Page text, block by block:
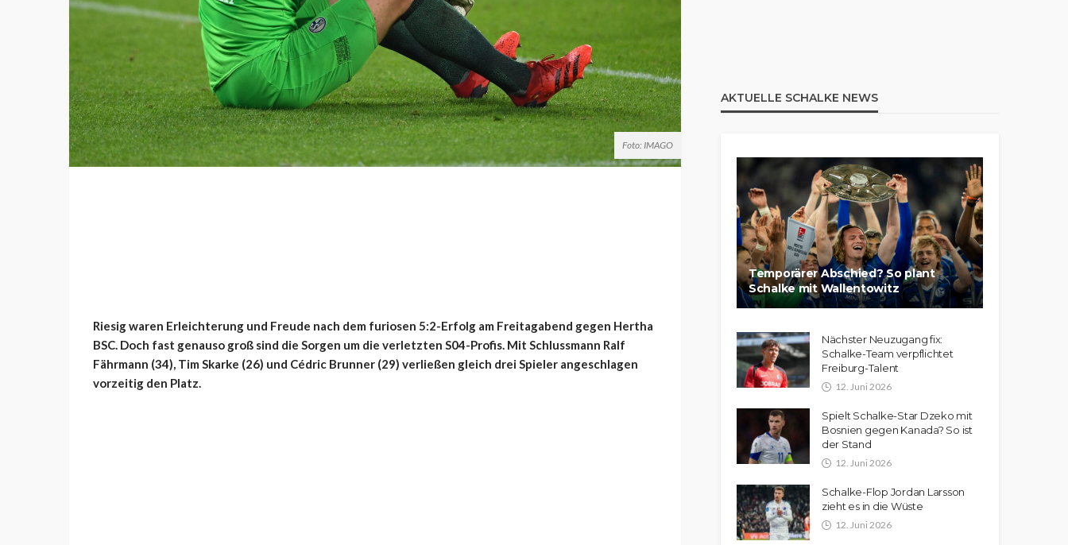
Foto: IMAGO
Riesig waren Erleichterung und Freude nach dem furiosen 5:2-Erfolg am Freitagabend gegen Hertha
BSC. Doch fast genauso groß sind die Sorgen um die verletzten S04-Profis. Mit Schlussmann Ralf
Fährmann (34), Tim Skarke (26) und Cédric Brunner (29) verließen gleich drei Spieler angeschlagen
vorzeitig den Platz.
AKTUELLE SCHALKE NEWS
Temporärer Abschied? So plant
Schalke mit Wallentowitz
Nächster Neuzugang fix:
Schalke-Team verpflichtet
Freiburg-Talent
12. Juni 2026
Spielt Schalke-Star Dzeko mit
Bosnien gegen Kanada? So ist
der Stand
12. Juni 2026
Schalke-Flop Jordan Larsson
zieht es in die Wüste
12. Juni 2026